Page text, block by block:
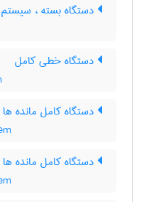
دستگاه بسته ،
دستگاه خطی کامل
دستگاه کامل مانده
دستگاه کامل مانده ها